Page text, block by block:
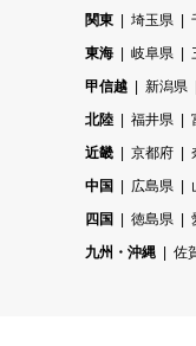
関東
埼玉県
東海
岐阜県
甲信越
新潟県
北陸
福井県
近畿
京都府
中国
広島県
四国
徳島県
九州・沖縄
佐